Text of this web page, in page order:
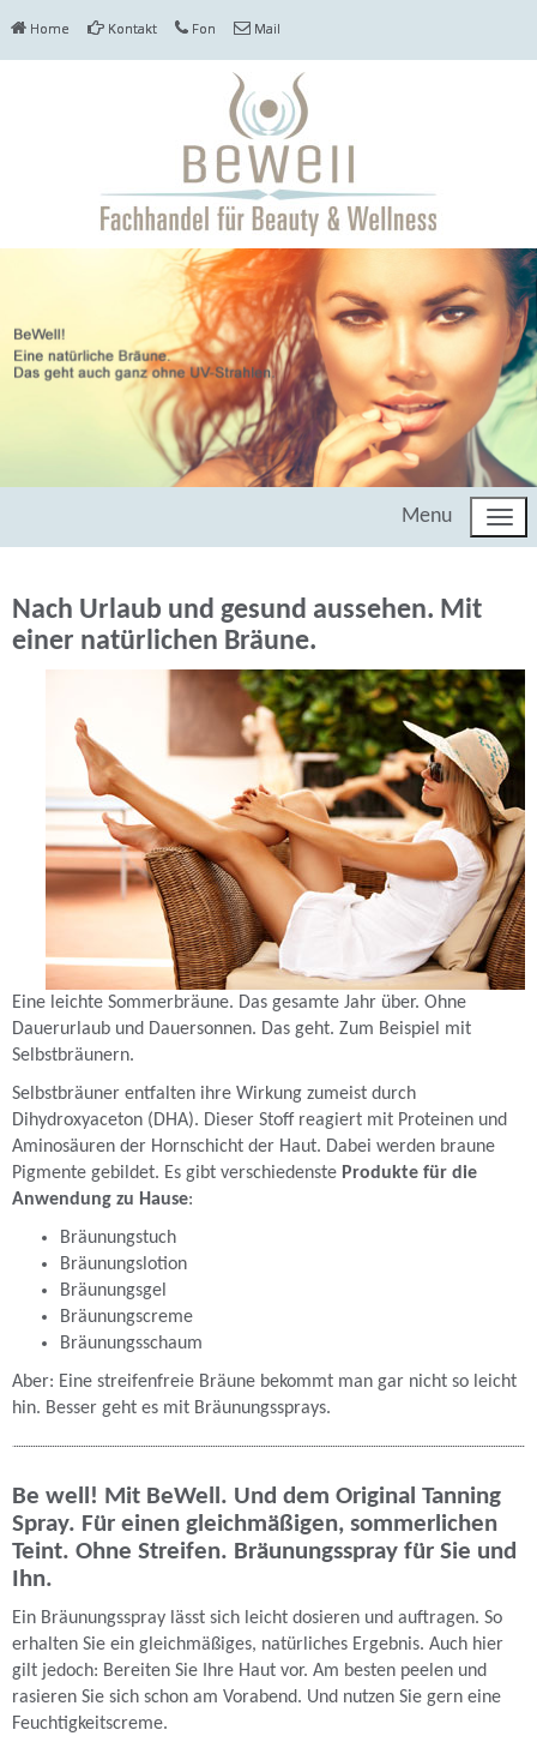
Home Kontakt Fon Mail
Menu
Nach Urlaub und gesund aussehen. Mit
einer natürlichen Bräune.
Eine leichte Sommerbräune. Das gesamte Jahr über. Ohne
Dauerurlaub und Dauersonnen. Das geht. Zum Beispiel mit
Selbstbräunern.
Selbstbräuner entfalten ihre Wirkung zumeist durch
Dihydroxyaceton (DHA). Dieser Stoff reagiert mit Proteinen und
Aminosäuren der Hornschicht der Haut. Dabei werden braune
Pigmente gebildet. Es gibt verschiedenste Produkte für die
Anwendung zu Hause:
Bräunungstuch
Bräunungslotion
Bräunungsgel
Bräunungscreme
Bräunungsschaum
Aber: Eine streifenfreie Bräune bekommt man gar nicht so leicht
hin. Besser geht es mit Bräunungssprays.
Be well! Mit BeWell. Und dem Original Tanning
Spray. Für einen gleichmäßigen, sommerlichen
Teint. Ohne Streifen. Bräunungsspray für Sie und
Ihn.
Ein Bräunungsspray lässt sich leicht dosieren und auftragen. So
erhalten Sie ein gleichmäßiges, natürliches Ergebnis. Auch hier
gilt jedoch: Bereiten Sie Ihre Haut vor. Am besten peelen und
rasieren Sie sich schon am Vorabend. Und nutzen Sie gern eine
Feuchtigkeitscreme.